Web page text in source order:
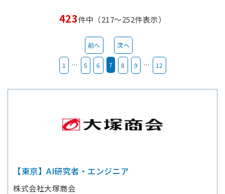
423件中（217～252件表示）
前へ
1 … 5 6 7 8 9 … 12
次へ
【東京】AI研究者・エンジニア
株式会社大塚商会